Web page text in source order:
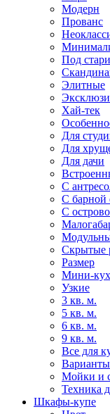
Модерн
Прованс
Под
Элитные
Хай-тек
Для
Для
Для дачи
С
С барной
С
Скрытые
Размер
Мини-
Узкие
3 кв. м.
5 кв. м.
6 кв. м.
9 кв. м.
Все для
Мойки и
Техника
Шкафы-купе